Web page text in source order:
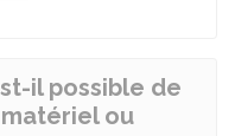
il possible de
ou